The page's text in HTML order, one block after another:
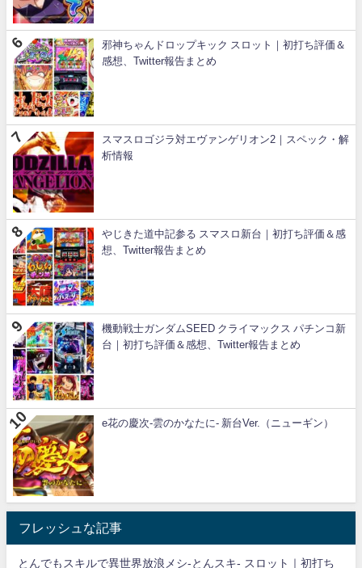
邪神ちゃんドロップキック スロット｜初打ち評価＆
感想、Twitter報告まとめ
スマスロゴジラ対エヴァンゲリオン2｜スペック・解
析情報
やじきた道中記参る スマスロ新台｜初打ち評価＆感
想、Twitter報告まとめ
機動戦士ガンダムSEED クライマックス パチンコ新
台｜初打ち評価＆感想、Twitter報告まとめ
e花の慶次-雲のかなたに- 新台Ver.（ニューギン）
フレッシュな記事
とんでもスキルで異世界放浪メシ-とんスキ- スロット｜初打ち